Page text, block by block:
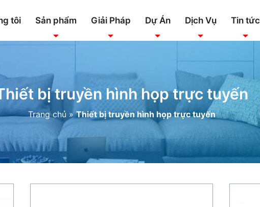
tôi Sản phẩm Giải Pháp Dự Án Dịch Vụ Tin tức
bị truyền hình họp trực tuyến
Trang chủ »Thiết bị truyền hình họp trực tuyến